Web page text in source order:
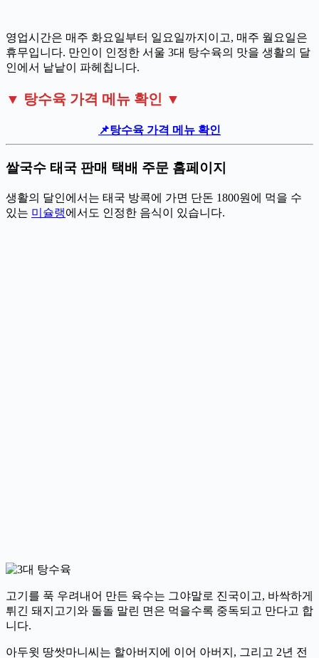
영업시간은 매주 화요일부터 일요일까지이고, 매주 월요일은
휴무입니다. 만인이 인정한 서울 3대 탕수육의 맛을 생활의 달
인에서 낱낱이 파헤칩니다.
▼ 탕수육 가격 메뉴 확인 ▼
📌탕수육 가격 메뉴 확인
쌀국수 태국 판매 택배 주문 홈페이지
생활의 달인에서는 태국 방콕에 가면 단돈 1800원에 먹을 수
있는 미슐랭에서도 인정한 음식이 있습니다.
고기를 푹 우려내어 만든 육수는 그야말로 진국이고, 바싹하게
튀긴 돼지고기와 돌돌 말린 면은 먹을수록 중독되고 만다고 합
니다.
아두윗 땅쌋마니씨는 할아버지에 이어 아버지, 그리고 2년 전